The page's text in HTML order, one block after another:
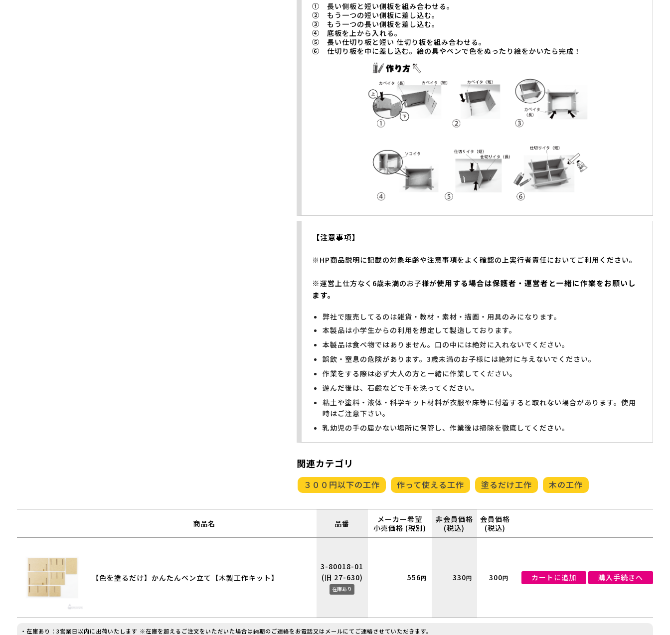
① 長い側板と短い側板を組み合わせる。
② もう一つの短い側板に差し込む。
③ もう一つの長い側板を差し込む。
④ 底板を上から入れる。
⑤ 長い仕切り板と短い 仕切り板を組み合わせる。
⑥ 仕切り板を中に差し込む。絵の具やペンで色をぬったり絵をかいたら完成！
【注意事項】
※HP商品説明に記載の対象年齢や注意事項をよく確認の上実行者責任においてご利用ください。
※運営上仕方なく6歳未満のお子様が使用する場合は保護者・運営者と一緒に作業をお願いし
ます。
弊社で販売してるのは雑貨・教材・素材・描画・用具のみになります。
本製品は小学生からの利用を想定して製造しております。
本製品は食べ物ではありません。口の中には絶対に入れないでください。
誤飲・窒息の危険があります。3歳未満のお子様には絶対に与えないでください。
作業をする際は必ず大人の方と一緒に作業してください。
遊んだ後は、石鹸などで手を洗ってください。
粘土や塗料・液体・科学キット材料が衣服や床等に付着すると取れない場合があります。使用
時はご注意下さい。
乳幼児の手の届かない場所に保管し、作業後は掃除を徹底してください。
関連カテゴリ
３００円以下の工作 作って使える工作 塗るだけ工作 木の工作
商品名 品番
メーカー希望
小売価格 (税別)
非会員価格
(税込)
会員価格
(税込)
【色を塗るだけ】かんたんペン立て【木製工作キット】
3-80018-01
(旧 27-630)
在庫あり
556円 330円 300円 カートに追加 購入手続きへ
・在庫あり：3営業日以内に出荷いたします ※在庫を超えるご注文をいただいた場合は納期のご連絡をお電話又はメールにてご連絡させていただきます。